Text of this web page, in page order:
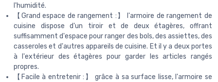
l'humidité.
【Grand espace de rangement :】 l'armoire de rangement de
cuisine dispose d'un tiroir et de deux étagères, offrant
suffisamment d'espace pour ranger des bols, des assiettes, des
casseroles et d'autres appareils de cuisine. Et il y a deux portes
à l'extérieur des étagères pour garder les articles rangés
propres.
【Facile à entretenir :】 grâce à sa surface lisse, l'armoire se